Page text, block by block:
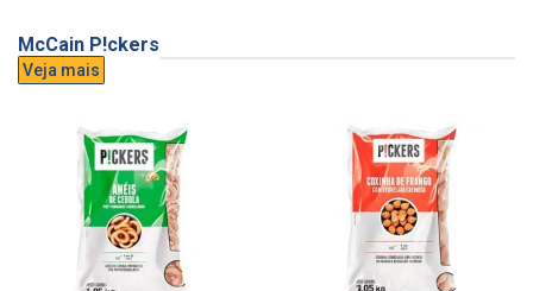
McCain P!ckers
Veja mais